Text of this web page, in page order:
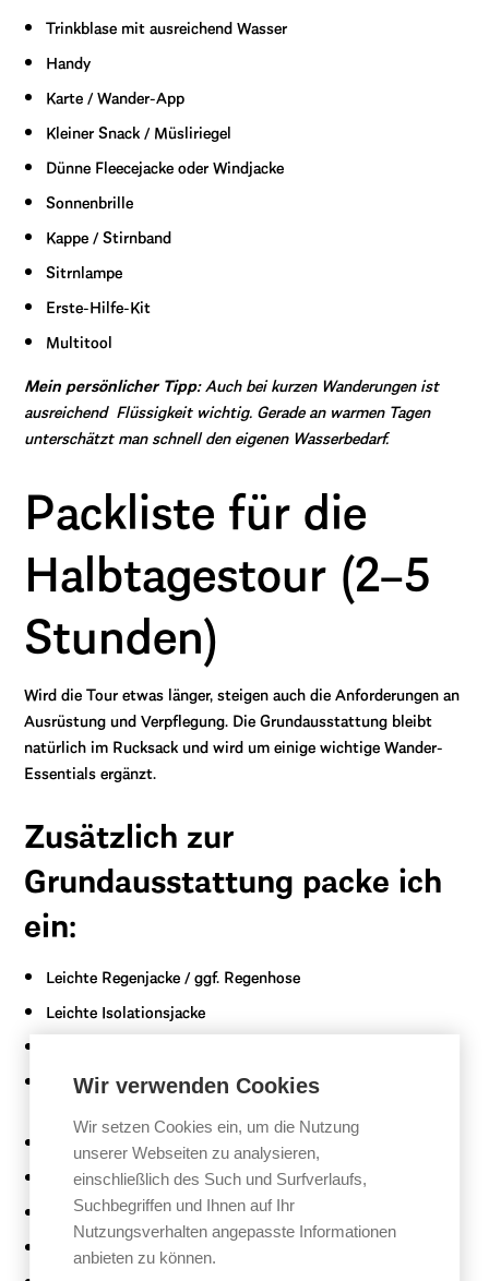
Wir verwenden Cookies
Wir setzen Cookies ein, um die Nutzung
unserer Webseiten zu analysieren,
einschließlich des Such und Surfverlaufs,
Suchbegriffen und Ihnen auf Ihr
Nutzungsverhalten angepasste Informationen
anbieten zu können.
Trinkblase mit ausreichend Wasser
Handy
Karte / Wander-App
Kleiner Snack / Müsliriegel
Dünne Fleecejacke oder Windjacke
Sonnenbrille
Kappe / Stirnband
Sitrnlampe
Erste-Hilfe-Kit
Multitool
Mein persönlicher Tipp:Auch bei kurzen Wanderungen ist
ausreichend Flüssigkeit wichtig. Gerade an warmen Tagen
unterschätzt man schnell den eigenen Wasserbedarf.
Packliste für die
Halbtagestour (2–5
Stunden)
Wird die Tour etwas länger, steigen auch die Anforderungen an
Ausrüstung und Verpflegung. Die Grundausstattung bleibt
natürlich im Rucksack und wird um einige wichtige Wander-
Essentials ergänzt.
Zusätzlich zur
Grundausstattung packe ich
ein:
Leichte Regenjacke / ggf. Regenhose
Leichte Isolationsjacke
Trinkflasche mit mehr Fassungsvermögen / zusätzliche
Powerbank
Schlauchschal / Buff
Sonnencreme
Lippenpflege mit UV-Schutz